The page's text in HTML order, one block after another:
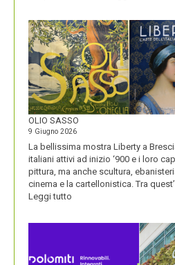
E
LA
E
LA
DI
NOME
OLIO SASSO
9 Giugno 2026
La bellissima mostra Liberty a
italiani attivi ad inizio ‘900 e i loro
pittura, ma anche scultura,
cinema e la cartellonistica. Tra
Leggi tutto
SASSO